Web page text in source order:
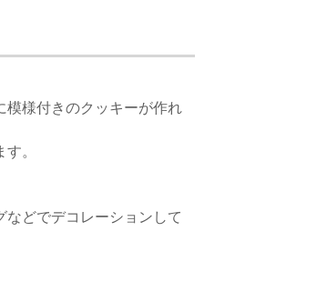
模様付きのクッキーが作れ
。
どでデコレーションして